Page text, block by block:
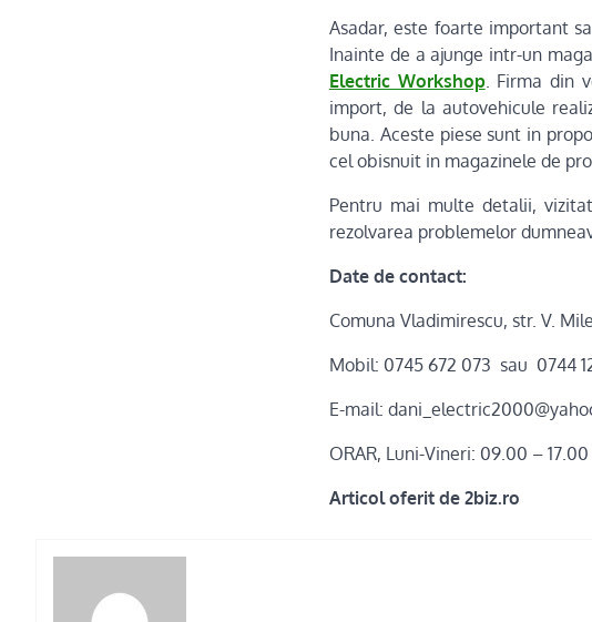
Asadar, este foarte important
Inainte de a ajunge intr-un
Electric Workshop. Firma din
import, de la autovehicule
buna. Aceste piese sunt in
cel obisnuit in magazinele de
Pentru mai multe detalii,
rezolvarea problemelor
Date de contact:
Comuna Vladimirescu, str. V.
Mobil: 0745 672 073 sau 0744
E-mail:
ORAR, Luni-Vineri: 09.00 – 17.00
Articol oferit de 2biz.ro